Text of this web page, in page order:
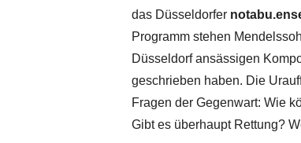
das Düsseldorfer
Programm stehen
Düsseldorf ansässigen
geschrieben haben. Die
Fragen der Gegenwart: Wie
Gibt es überhaupt Rettung?